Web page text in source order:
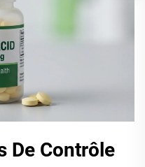
De Contrôle